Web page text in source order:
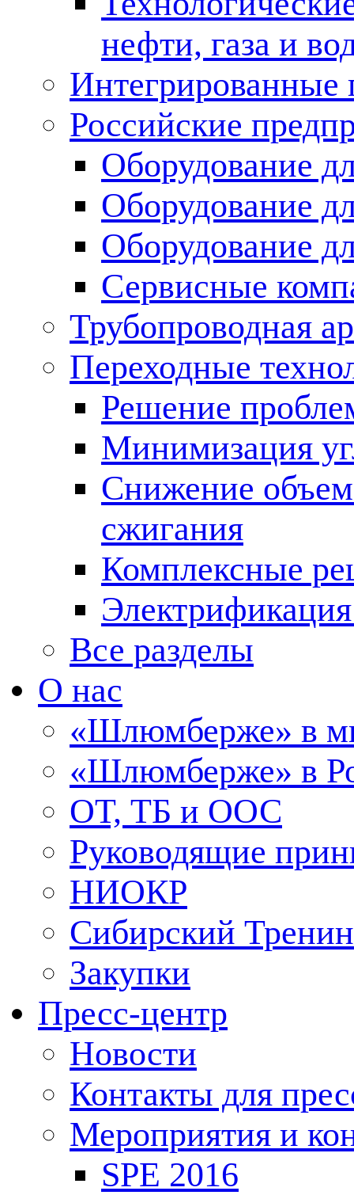
нефти, газа и
Российские
Оборудование
Оборудование
Оборудование
Сервисные
Трубопроводная
Переходные
Решение
Минимизация
Снижение
сжигания
Комплексные
Все разделы
О нас
«Шлюмберже» в
«Шлюмберже» в
ОТ, ТБ и ООС
Руководящие
НИОКР
Сибирский
Закупки
Пресс-центр
Новости
Контакты для
Мероприятия и
SPE 2016